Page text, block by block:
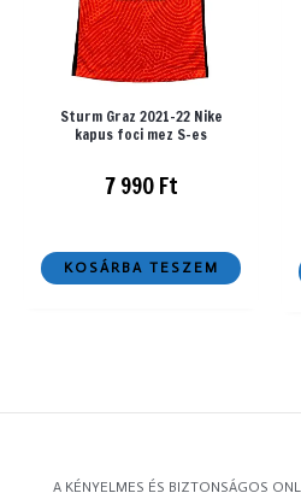
Sturm Graz 2021-22 Nike
kapus foci mez S-es
7 990Ft
KOSÁRBA TESZEM
A KÉNYELMES ÉS BIZTONSÁGOS